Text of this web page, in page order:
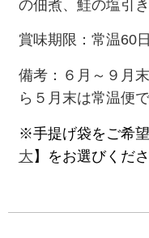
の佃煮、鮭の塩引
賞味期限：常温60日
備考：６月～９月
ら５月末は常温便
※手提げ袋をご希
大 】をお選びくだ